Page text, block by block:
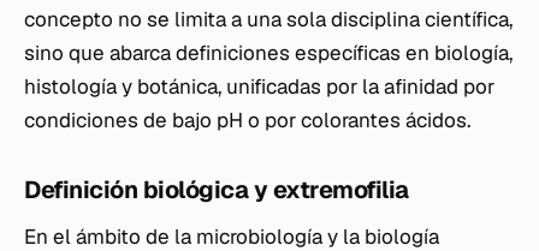
concepto no se limita a una sola disciplina científica,
sino que abarca definiciones específicas en biología,
histología y botánica, unificadas por la afinidad por
condiciones de bajo pH o por colorantes ácidos.
Definición biológica y extremofilia
En el ámbito de la microbiología y la biología